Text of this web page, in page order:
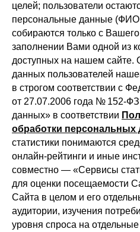
целей; пользователи
персональные данные
собираются только с
заполнении Вами одной из
доступных на нашем сайте.
данных пользователей
в строгом соответствии с
от 27.07.2006 года № 152-
данных» в соответствии
обработки персональных
статистики понимаются
онлайн-рейтинги и иные
совместно — «Сервисы
для оценки посещаемости
Сайта в целом и его
аудитории, изучения
уровня спроса на